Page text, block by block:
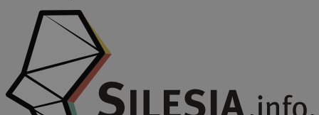
Niezbędne
Niezbędne pliki cookie umożliwiają korzystanie z podstawowych
funkcji strony internetowej, takich jak logowanie użytkownika i
zarządzanie kontem. Bez niezbędnych plików cookie nie można